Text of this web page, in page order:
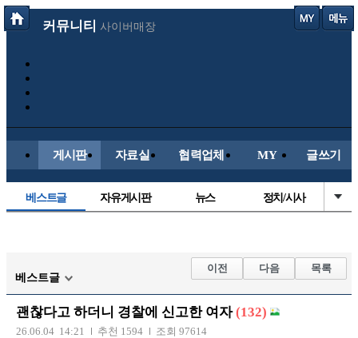
커뮤니티 사이버매장
게시판 자료실 협력업체 MY 글쓰기
베스트글 자유게시판 뉴스 정치/시사
해외축구
국내축구
베스트글
이전 다음 목록
괜찮다고 하더니 경찰에 신고한 여자 (132)
26.06.04 14:21 추천 1594
조회 97614